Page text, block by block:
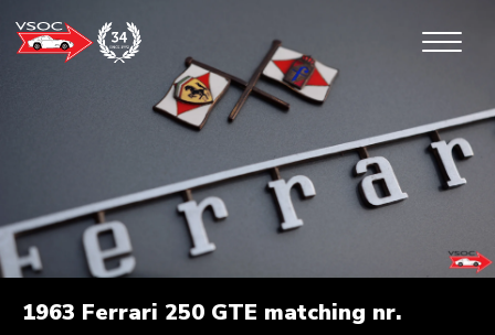
1963 Ferrari 250 GTE matching nr.